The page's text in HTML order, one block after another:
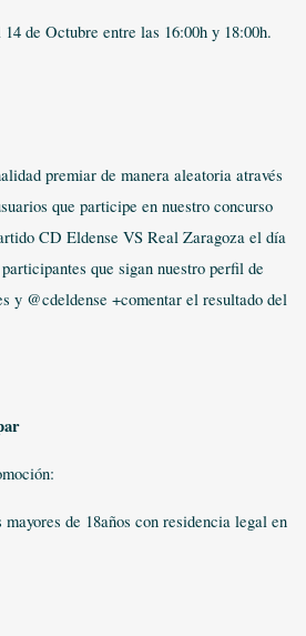
de Octubre entre las 16:00h y 18:00h.
premiar de manera aleatoria através
que participe en nuestro concurso
CD Eldense VS Real Zaragoza el día
que sigan nuestro perfil de
y @cdeldense +comentar el resultado del
de 18años con residencia legal en